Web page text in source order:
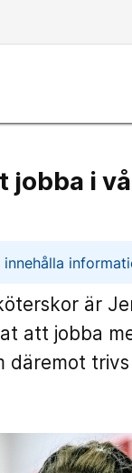
i
är
att jobba
däremot